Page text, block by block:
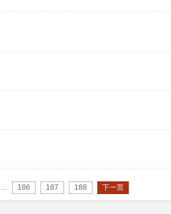
… 186 187 188 下一页